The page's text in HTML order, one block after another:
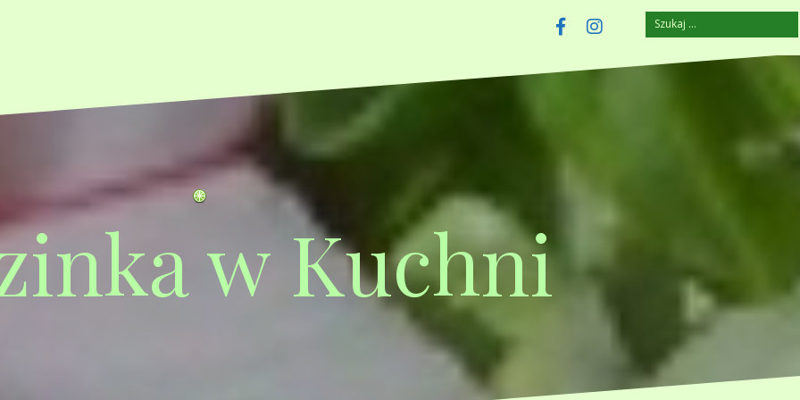
Instagram
szczuplejemy.pl
Szukaj:
w Kuchni